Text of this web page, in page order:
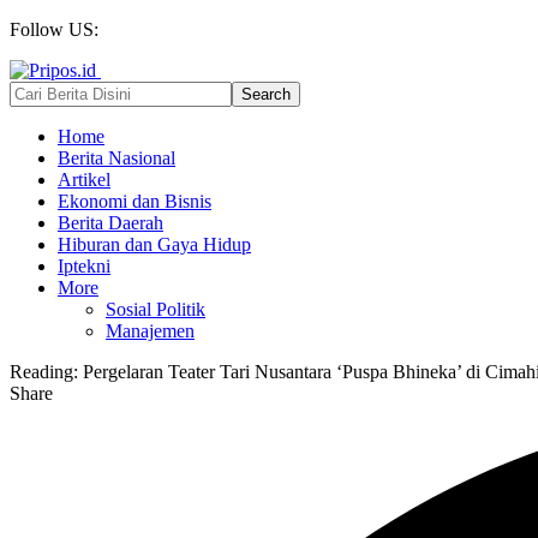
Follow US:
Home
Berita Nasional
Artikel
Ekonomi dan Bisnis
Berita Daerah
Hiburan dan Gaya Hidup
Iptekni
More
Sosial Politik
Manajemen
Reading: Pergelaran Teater Tari Nusantara ‘Puspa Bhineka’ di
Share